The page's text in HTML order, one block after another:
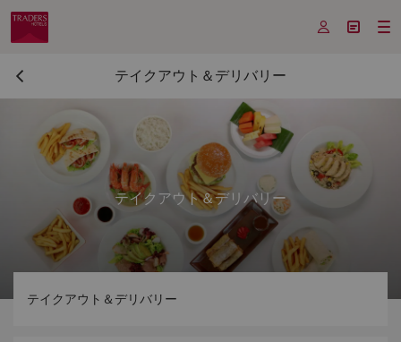
  
テイクアウト＆デリバリー
テイクアウト＆デリバリー
テイクアウト＆デリバリー